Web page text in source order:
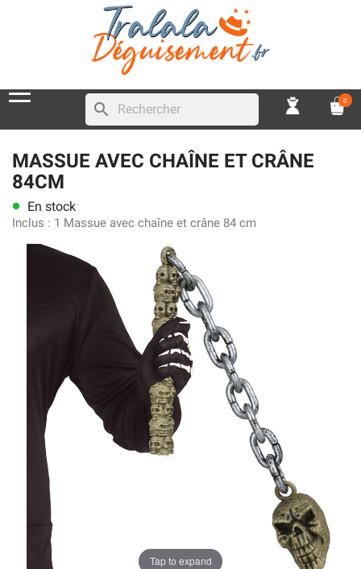
search 0
MASSUE AVEC CHAÎNE ET CRÂNE
84CM
lens En stock
Inclus : 1 Massue avec chaîne et crâne 84 cm
Tap to expand